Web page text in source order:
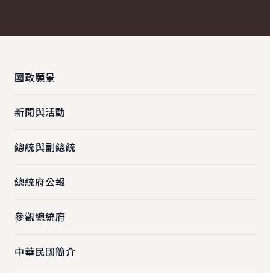
國政願景
新聞與活動
總統與副總統
總統府公報
參觀總統府
中華民國簡介